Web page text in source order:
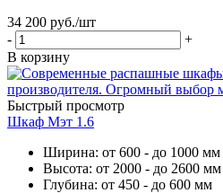
34 200 руб./шт
-
+
В корзину
Быстрый просмотр
Шкаф Мэт 1.6
Ширина: от 600 - до 1000 мм
Высота: от 2000 - до 2600 мм
Глубина: от 450 - до 600 мм